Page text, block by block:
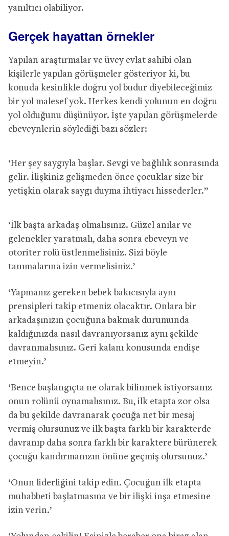
yanıltıcı olabiliyor.
Gerçek hayattan örnekler
Yapılan araştırmalar ve üvey evlat sahibi olan
kişilerle yapılan görüşmeler gösteriyor ki, bu
konuda kesinlikle doğru yol budur diyebileceğimiz
bir yol malesef yok. Herkes kendi yolunun en doğru
yol olduğunu düşünüyor. İşte yapılan görüşmelerde
ebeveynlerin söylediği bazı sözler:
‘Her şey saygıyla başlar. Sevgi ve bağlılık sonrasında
gelir. İlişkiniz gelişmeden önce çocuklar size bir
yetişkin olarak saygı duyma ihtiyacı hissederler.”
‘İlk başta arkadaş olmalısınız. Güzel anılar ve
gelenekler yaratmalı, daha sonra ebeveyn ve
otoriter rolü üstlenmelisiniz. Sizi böyle
tanımalarına izin vermelisiniz.’
‘Yapmanız gereken bebek bakıcısıyla aynı
prensipleri takip etmeniz olacaktır. Onlara bir
arkadaşınızın çocuğuna bakmak durumunda
kaldığınızda nasıl davranıyorsanız aynı şekilde
davranmalısınız. Geri kalanı konusunda endişe
etmeyin.’
‘Bence başlangıçta ne olarak bilinmek istiyorsanız
onun rolünü oynamalısınız. Bu, ilk etapta zor olsa
da bu şekilde davranarak çocuğa net bir mesaj
vermiş olursunuz ve ilk başta farklı bir karakterde
davranıp daha sonra farklı bir karaktere bürünerek
çocuğu kandırmanızın önüne geçmiş olursunuz.’
‘Onun liderliğini takip edin. Çocuğun ilk etapta
muhabbeti başlatmasına ve bir ilişki inşa etmesine
izin verin.’